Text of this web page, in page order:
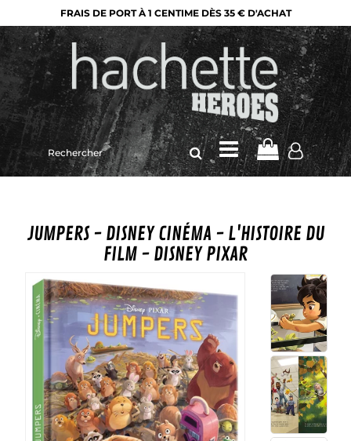
FRAIS DE PORT À 1 CENTIME DÈS 35 € D'ACHAT
Rechercher
sur
le
JUMPERS - DISNEY CINÉMA - L'HISTOIRE DU
FILM - DISNEY PIXAR